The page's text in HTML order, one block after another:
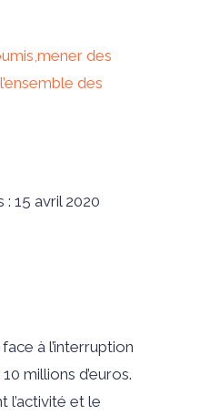
des
des
15 avril 2020
à l’interruption
millions d’euros.
l’activité et le